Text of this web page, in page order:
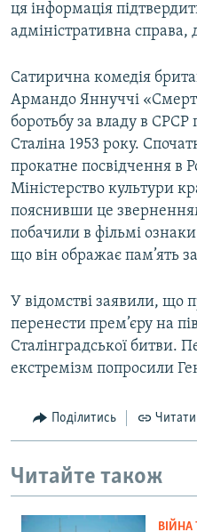
ця інформація
адміністративна справа,
Сатирична комедія
Армандо Яннуччі
боротьбу за владу в СРСР
Сталіна 1953 року.
прокатне посвідчення в
Міністерство культури
пояснивши це
побачили в фільмі
що він ображає пам’ять
У відомстві заявили, що
перенести прем’єру на
Сталінградської битви.
екстремізм попросили
Поділитись
Читайте також